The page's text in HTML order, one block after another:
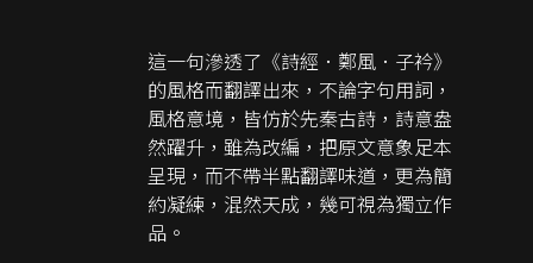
這一句滲透了《詩經．鄭風．子衿》
的風格而翻譯出來，不論字句用詞，
風格意境，皆仿於先秦古詩，詩意盎
然躍升，雖為改編，把原文意象足本
呈現，而不帶半點翻譯味道，更為簡
約凝練，混然天成，幾可視為獨立作
品。